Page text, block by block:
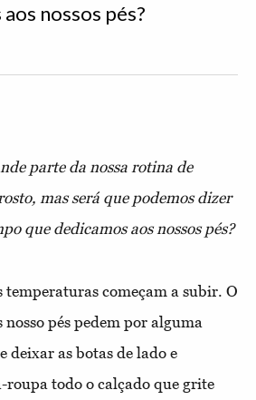
nossos pés?
parte da nossa rotina de
mas será que podemos dizer
que dedicamos aos nossos pés?
temperaturas começam a subir. O
pés pedem por alguma
deixar as botas de lado e
todo o calçado que grite